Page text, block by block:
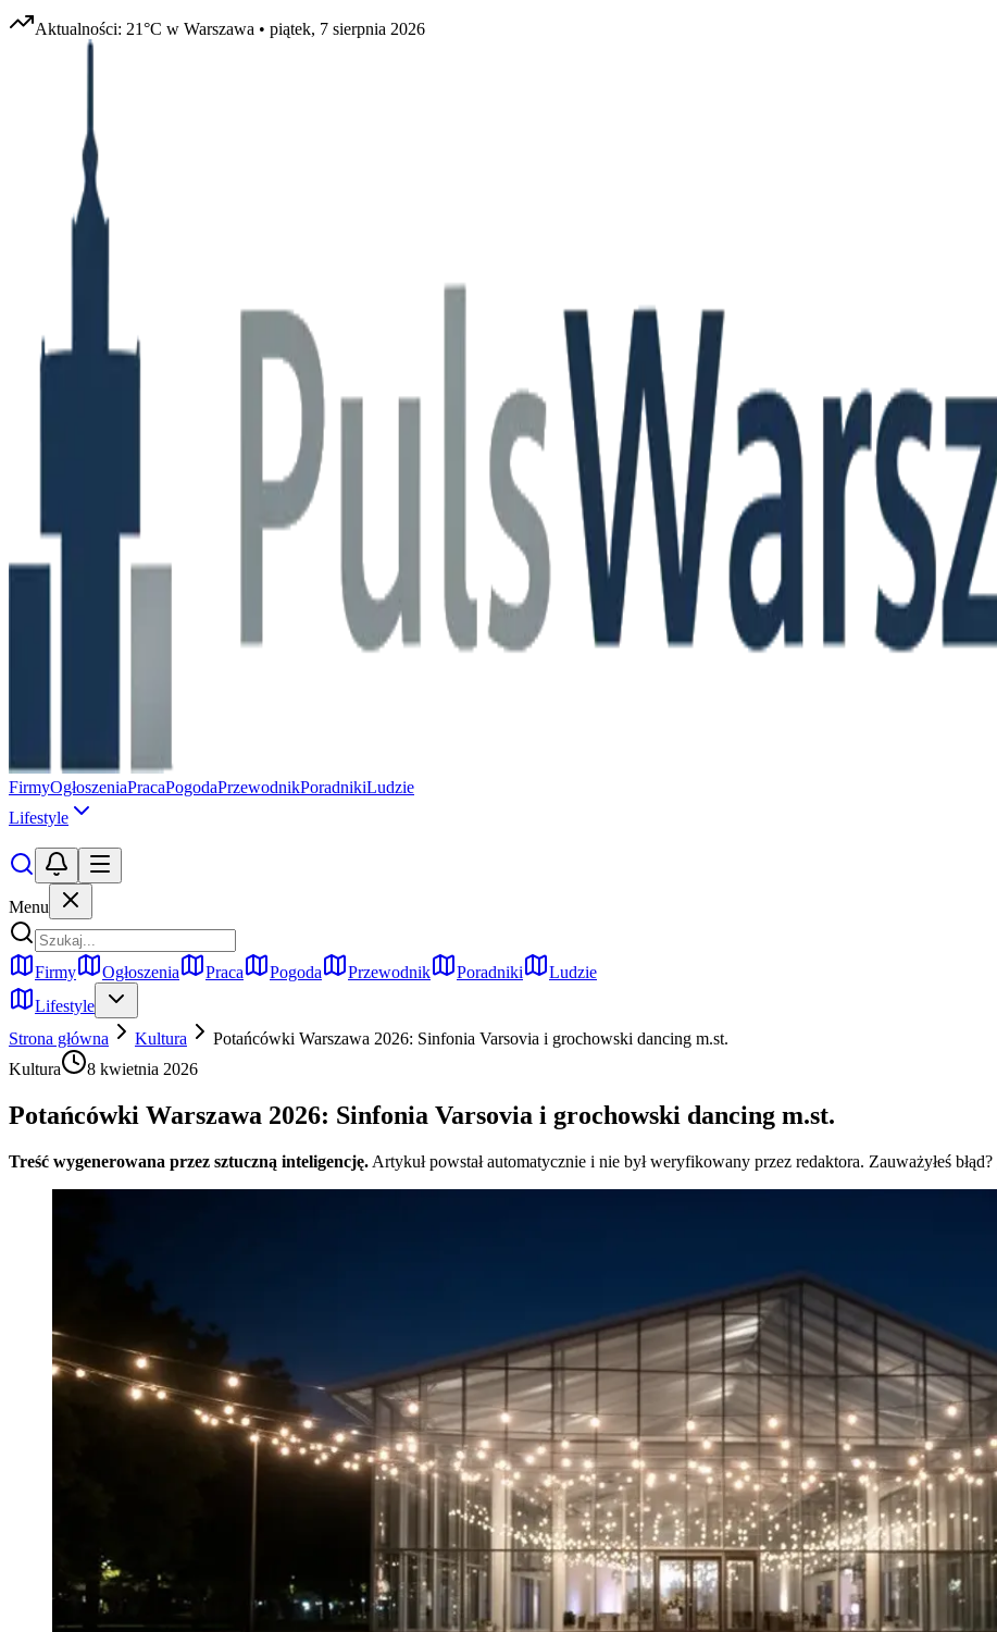
Aktualności: 21°C w Warszawa • piątek, 7 sierpnia 2026
FirmyOgłoszeniaPracaPogodaPrzewodnikPoradnikiLudzie
Lifestyle
Menu
Firmy Ogłoszenia Praca Pogoda Przewodnik Poradniki
Ludzie
Lifestyle
Strona główna
Kultura
Potańcówki Warszawa 2026: Sinfonia Varsovia i grochowski dancing m.st.
Kultura
8 kwietnia 2026
Potańcówki Warszawa 2026: Sinfonia Varsovia i grochowski dancing m.st.
Treść wygenerowana przez sztuczną inteligencję. Artykuł powstał automatycznie i nie był weryfikowany przez redaktora. Zauważyłeś błąd?